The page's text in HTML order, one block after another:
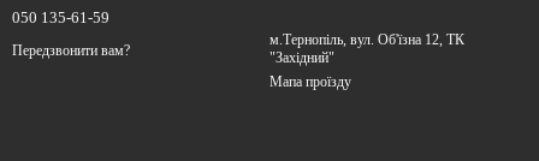
050 135-61-59
Передзвонити вам?
м.Тернопіль, вул. Об'їзна 12, ТК
"Західний"
Мапа проїзду